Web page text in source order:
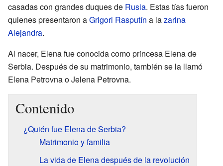
casadas con grandes duques de Rusia. Estas tías fueron
quienes presentaron aGrigori Rasputín a lazarina
Alejandra.
Al nacer, Elena fue conocida como princesa Elena de
Serbia. Después de su matrimonio, también se la llamó
Elena Petrovna o Jelena Petrovna.
Contenido
¿Quién fue Elena de Serbia?
Matrimonio y familia
La vida de Elena después de la revolución